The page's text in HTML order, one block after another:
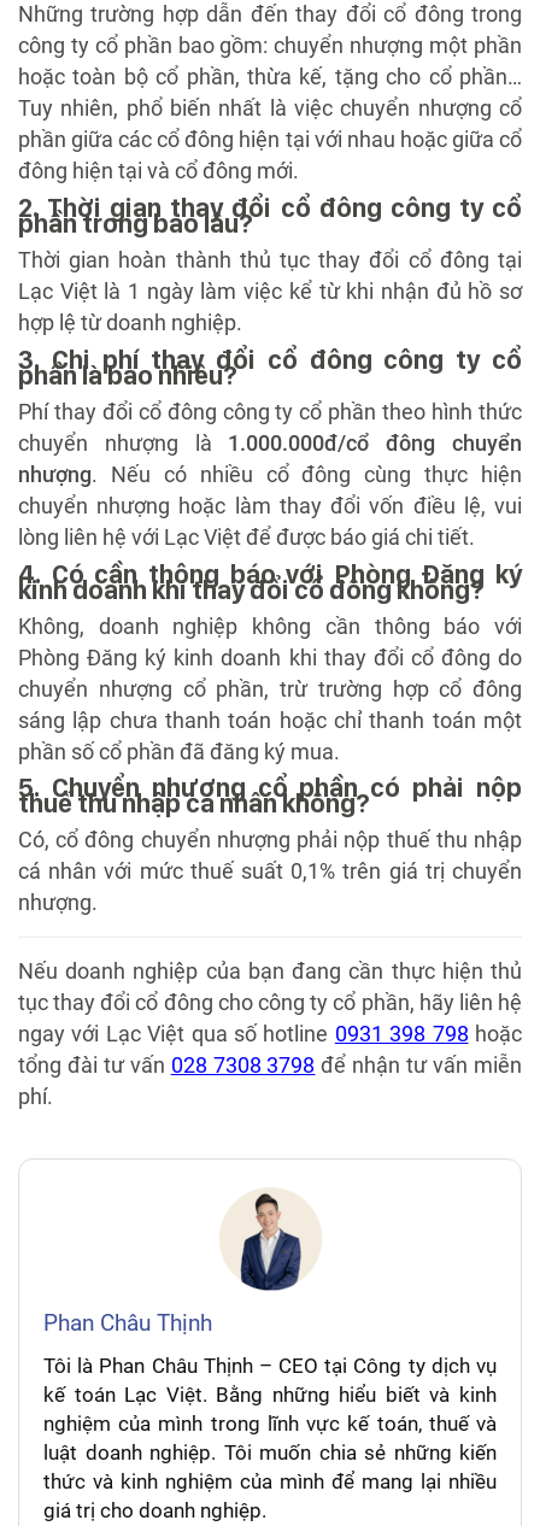
Những trường hợp dẫn đến thay đổi cổ đông trong
công ty cổ phần bao gồm: chuyển nhượng một phần
hoặc toàn bộ cổ phần, thừa kế, tặng cho cổ phần…
Tuy nhiên, phổ biến nhất là việc chuyển nhượng cổ
phần giữa các cổ đông hiện tại với nhau hoặc giữa cổ
đông hiện tại và cổ đông mới.
2. Thời gian thay đổi cổ đông công ty cổ
phần trong bao lâu?
Thời gian hoàn thành thủ tục thay đổi cổ đông tại
Lạc Việt là 1 ngày làm việc kể từ khi nhận đủ hồ sơ
hợp lệ từ doanh nghiệp.
3. Chi phí thay đổi cổ đông công ty cổ
phần là bao nhiêu?
Phí thay đổi cổ đông công ty cổ phần theo hình thức
chuyển nhượng là 1.000.000đ/cổ đông chuyển
nhượng. Nếu có nhiều cổ đông cùng thực hiện
chuyển nhượng hoặc làm thay đổi vốn điều lệ, vui
lòng liên hệ với Lạc Việt để được báo giá chi tiết.
4. Có cần thông báo với Phòng Đăng ký
kinh doanh khi thay đổi cổ đông không?
Không, doanh nghiệp không cần thông báo với
Phòng Đăng ký kinh doanh khi thay đổi cổ đông do
chuyển nhượng cổ phần, trừ trường hợp cổ đông
sáng lập chưa thanh toán hoặc chỉ thanh toán một
phần số cổ phần đã đăng ký mua.
5. Chuyển nhượng cổ phần có phải nộp
thuế thu nhập cá nhân không?
Có, cổ đông chuyển nhượng phải nộp thuế thu nhập
cá nhân với mức thuế suất 0,1% trên giá trị chuyển
nhượng.
Nếu doanh nghiệp của bạn đang cần thực hiện thủ
tục thay đổi cổ đông cho công ty cổ phần, hãy liên hệ
ngay với Lạc Việt qua số hotline 0931 398 798 hoặc
tổng đài tư vấn 028 7308 3798 để nhận tư vấn miễn
phí.
Phan Châu Thịnh
Tôi là Phan Châu Thịnh – CEO tại Công ty dịch vụ
kế toán Lạc Việt. Bằng những hiểu biết và kinh
nghiệm của mình trong lĩnh vực kế toán, thuế và
luật doanh nghiệp. Tôi muốn chia sẻ những kiến
thức và kinh nghiệm của mình để mang lại nhiều
giá trị cho doanh nghiệp.